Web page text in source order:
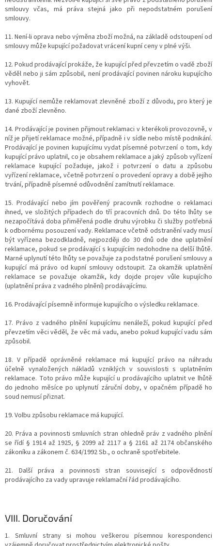
smlouvy včas, má práva stejná jako při nepodstatném porušení
smlouvy.
11. Není-li oprava nebo výměna zboží možná, na základě odstoupení od
smlouvy může kupující požadovat vrácení kupní ceny v plné výši.
12. Pokud prodávající prokáže, že kupující před převzetím o vadě zboží
věděl nebo ji sám způsobil, není prodávající povinen nároku kupujícího
vyhovět.
13. Kupující nemůže reklamovat zlevněné zboží z důvodu, pro který je
dané zboží zlevněno.
14. Prodávající je povinen přijmout reklamaci v kterékoli provozovně, v
níž je přijetí reklamace možné, případně i v sídle nebo místě podnikání.
Prodávající je povinen kupujícímu vydat písemné potvrzení o tom, kdy
kupující právo uplatnil, co je obsahem reklamace a jaký způsob vyřízení
reklamace kupující požaduje, jakož i potvrzení o datu a způsobu
vyřízení reklamace, včetně potvrzení o provedení opravy a době jejího
trvání, případně písemné odůvodnění zamítnutí reklamace.
15. Prodávající nebo jím pověřený pracovník rozhodne o reklamaci
ihned, ve složitých případech do tří pracovních dnů. Do této lhůty se
nezapočítává doba přiměřená podle druhu výrobku či služby potřebná
k odbornému posouzení vady. Reklamace včetně odstranění vady musí
být vyřízena bezodkladně, nejpozději do 30 dnů ode dne uplatnění
reklamace, pokud se prodávající s kupujícím nedohodne na delší lhůtě.
Marné uplynutí této lhůty se považuje za podstatné porušení smlouvy a
kupující má právo od kupní smlouvy odstoupit. Za okamžik uplatnění
reklamace se považuje okamžik, kdy dojde projev vůle kupujícího
(uplatnění práva z vadného plnění) prodávajícímu.
16. Prodávající písemně informuje kupujícího o výsledku reklamace.
17. Právo z vadného plnění kupujícímu nenáleží, pokud kupující před
převzetím věci věděl, že věc má vadu, anebo pokud kupující vadu sám
způsobil.
18. V případě oprávněné reklamace má kupující právo na náhradu
účelně vynaložených nákladů vzniklých v souvislosti s uplatněním
reklamace. Toto právo může kupující u prodávajícího uplatnit ve lhůtě
do jednoho měsíce po uplynutí záruční doby, v opačném případě ho
soud nemusí přiznat.
19. Volbu způsobu reklamace má kupující.
20. Práva a povinnosti smluvních stran ohledně práv z vadného plnění
se řídí § 1914 až 1925, § 2099 až 2117 a § 2161 až 2174 občanského
zákoníku a zákonem č. 634/1992 Sb., o ochraně spotřebitele.
21. Další práva a povinnosti stran související s odpovědností
prodávajícího za vady upravuje reklamační řád prodávajícího.
VIII. Doručování
1. Smluvní strany si mohou veškerou písemnou korespondenci